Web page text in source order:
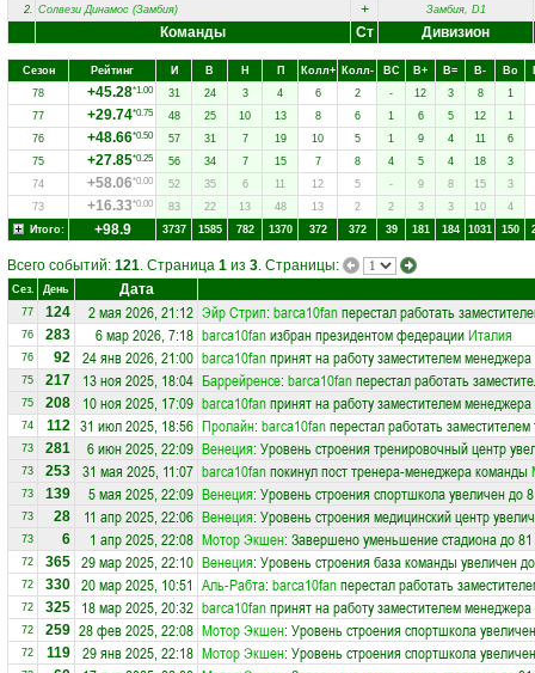
2. Солвези Динамос (Замбия) + Замбия, D1
Команды Ст Дивизион
Сезон Рейтинг И В Н П Колл+ Колл- ВC В+ В= В- Вo
78
+45.28*1.00 31 24 3 4 6 2 - 12 3 8
1
77
+29.74*0.75 48 25 10 13 8 6 1 6 5 12
1
76
+48.66*0.50 57 31 7 19 10 5 1 9 4 11
6
75
+27.85*0.25 56 34 7 15 7 8 4 5 4 18
3
74
+58.06*0.00 52 35 6 11 12 5 - 9 8 15
3
73
+16.33*0.00 83 22 13 48 13 2 2 3 3 10
4
Итого:
+98.9 3737 1585 782 1370 372 372 39 181 184 1031 150
Всего событий: 121. Страница 1 из 3. Страницы:
Сез. День Дата
77 124 2 мая 2026, 21:12 Эйр Стрип: barca10fanперестал работать
76 283 6 мар 2026, 7:18 barca10fanизбран президентом федерацииИталия
76 92 24 янв 2026, 21:00 barca10fanпринят на работу заместителем
75 217 13 ноя 2025, 18:04 Баррейренсе: barca10fanперестал работать
75 208 10 ноя 2025, 17:09 barca10fanпринят на работу заместителем
74 112 31 июл 2025, 18:56 Пролайн: barca10fanперестал работать
73 281 6 июн 2025, 22:09 Венеция: Уровень строения тренировочный центр
73 253 31 мая 2025, 11:07 barca10fanпокинул пост тренера-менеджера команды
73 139 5 мая 2025, 22:09 Венеция: Уровень строения спортшкола увеличен до
73 28 11 апр 2025, 22:06 Венеция: Уровень строения медицинский центр
73 6 1 апр 2025, 22:08 Мотор Экшен: Завершено уменьшение стадиона до
72 365 29 мар 2025, 22:10 Венеция: Уровень строения база команды увеличен
72 330 20 мар 2025, 10:51 Аль-Рабта: barca10fanперестал работать
72 325 18 мар 2025, 20:32 barca10fanпринят на работу заместителем
72 259 28 фев 2025, 22:08 Мотор Экшен: Уровень строения спортшкола
72 119 29 янв 2025, 22:18 Мотор Экшен: Уровень строения спортшкола